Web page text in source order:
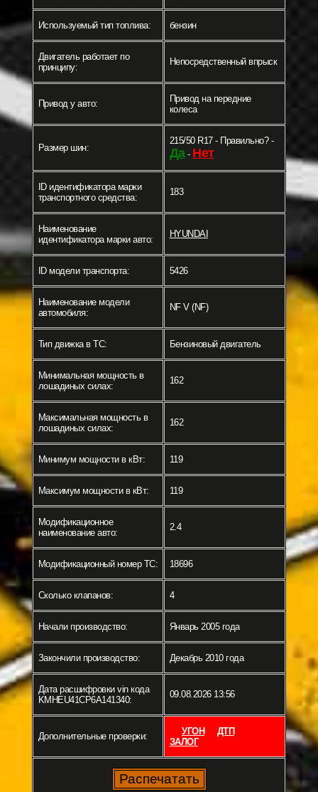
Используемый тип топлива: бензин
Двигатель работает по
принципу:
Непосредственный впрыск
Привод у авто:
Привод на передние
колеса
Размер шин:
215/50 R17 - Правильно? -
Да- Нет
ID идентификатора марки
транспортного средства:
183
Наименование
идентификатора марки авто:
HYUNDAI
ID модели транспорта: 5426
Наименование модели
автомобиля:
NF V (NF)
Тип движка в ТС: Бензиновый двигатель
Минимальная мощность в
лошадиных силах:
162
Максимальная мощность в
лошадиных силах:
162
Минимум мощности в кВт: 119
Максимум мощности в кВт: 119
Модификационное
наименование авто:
2.4
Модификационный номер ТС: 18696
Сколько клапанов: 4
Начали производство: Январь 2005 года
Закончили производство: Декабрь 2010 года
Дата расшифровки vin кода
KMHEU41CP6A141340:
09.08.2026 13:56
Дополнительные проверки: УГОН
ДТП
ЗАЛОГ